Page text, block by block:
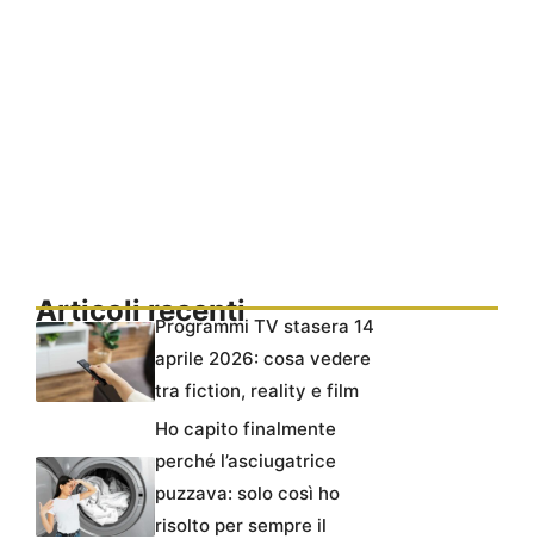
Articoli recentiProgrammi TV stasera 14
aprile 2026: cosa vedere
tra fiction, reality e film
Ho capito finalmente
perché l’asciugatrice
puzzava: solo così ho
risolto per sempre il